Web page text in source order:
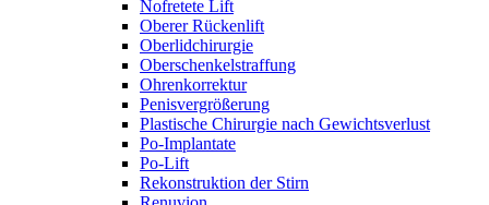
Nofretete Lift
Oberer Rückenlift
Oberlidchirurgie
Oberschenkelstraffung
Ohrenkorrektur
Penisvergrößerung
Plastische Chirurgie nach Gewichtsverlust
Po-Implantate
Po-Lift
Rekonstruktion der Stirn